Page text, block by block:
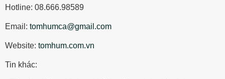
Hotline: 08.666.98589
Email: tomhumca@gmail.com
Website: tomhum.com.vn
Tin khác: